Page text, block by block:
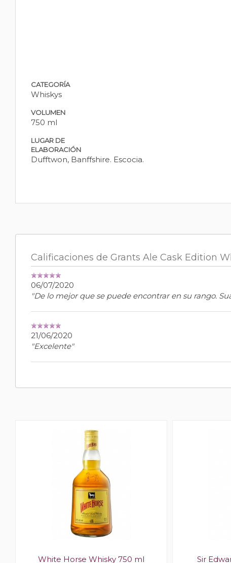
CATEGORÍA
Whiskys
VOLUMEN
750 ml
LUGAR DE
ELABORACIÓN
Dufftwon, Banffshire. Escocia.
Calificaciones de Grants Ale Cask Edition
06/07/2020
"De lo mejor que se puede encontrar en su rango.
21/06/2020
"Excelente"
White Horse Whisky 750 ml Sir